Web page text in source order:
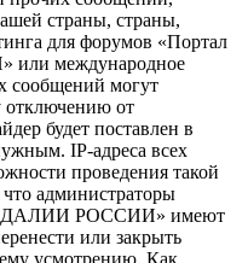
страны, страны,
для форумов «Портал
международное
сообщений могут
отключению от
будет поставлен в
IP-адреса всех
проведения такой
администраторы
РОССИИ» имеют
или закрыть